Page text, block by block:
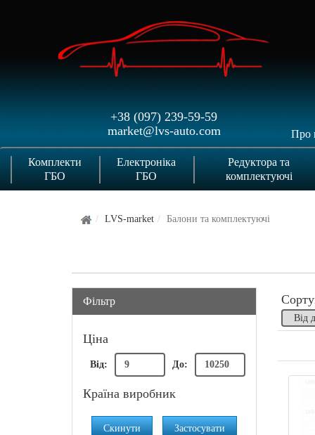
+38 (097) 239-59-59
market@lvs-auto.com
Про
Комплекти
ГБО
Електроніка
ГБО
Редуктора та
комплектуючі
LVS-market Балони та комплектуючі
Фільтр
Ціна
Від: До:
Країна виробник
Скинути Застосувати